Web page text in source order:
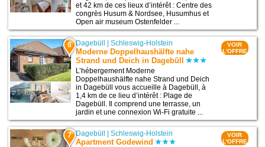
et 42 km de ces lieux d’intérêt : Centre des
congrès Husum & Nordsee, Husumhus et
Open air museum Ostenfelder ...
6 Dagebüll |Schleswig-Holstein
Moderne Doppelhaushälfte nahe
Strand und Deich in Dagebüll
L’hébergement Moderne
Doppelhaushälfte nahe Strand und Deich
in Dagebüll vous accueille à Dagebüll, à
1,4 km de ce lieu d’intérêt : Plage de
Dagebüll. Il comprend une terrasse, un
jardin et une connexion Wi-Fi gratuite ...
VOIR
L'OFFRE
7 Dagebüll |Schleswig-Holstein
Apartment Godewind
VOIR
L'OFFRE